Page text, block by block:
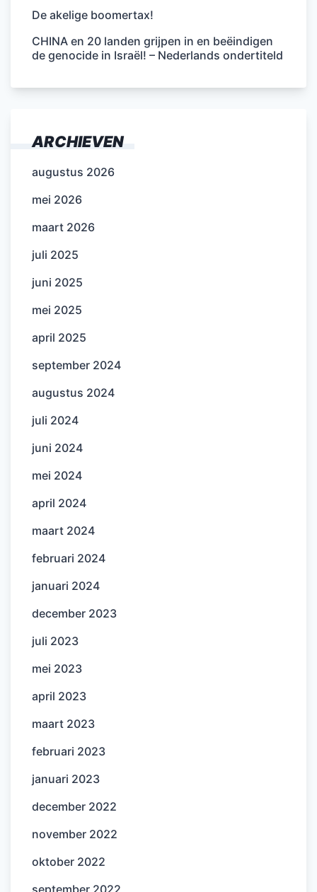
De akelige boomertax!
CHINA en 20 landen grijpen in en beëindigen
de genocide in Israël! – Nederlands ondertiteld
ARCHIEVEN
augustus 2026
mei 2026
maart 2026
juli 2025
juni 2025
mei 2025
april 2025
september 2024
augustus 2024
juli 2024
juni 2024
mei 2024
april 2024
maart 2024
februari 2024
januari 2024
december 2023
juli 2023
mei 2023
april 2023
maart 2023
februari 2023
januari 2023
december 2022
november 2022
oktober 2022
september 2022